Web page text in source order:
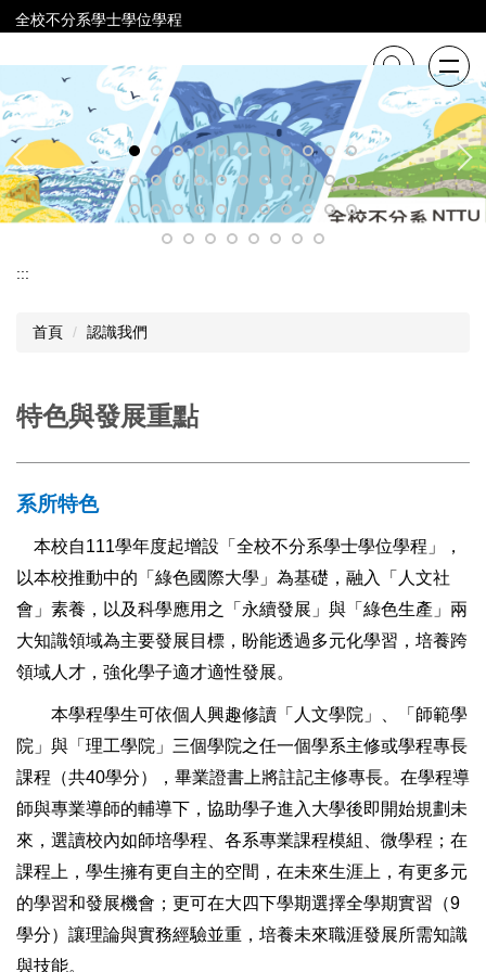
跳
到
內
容
區
全校不分系學士學位學程
:::
首頁 認識我們
特色與發展重點
系所特色
本校自111學年度起增設「全校不分系學士學位學程」，
以本校推動中的「綠色國際大學」為基礎，融入「人文社
會」素養，以及科學應用之「永續發展」與「綠色生產」兩
大知識領域為主要發展目標，盼能透過多元化學習，培養跨
領域人才，強化學子適才適性發展。
本學程學生可依個人興趣修讀「人文學院」、「師範學
院」與「理工學院」三個學院之任一個學系主修或學程專長
課程（共40學分），畢業證書上將註記主修專長。在學程導
師與專業導師的輔導下，協助學子進入大學後即開始規劃未
來，選讀校內如師培學程、各系專業課程模組、微學程；在
課程上，學生擁有更自主的空間，在未來生涯上，有更多元
的學習和發展機會；更可在大四下學期選擇全學期實習（9
學分）讓理論與實務經驗並重，培養未來職涯發展所需知識
與技能。